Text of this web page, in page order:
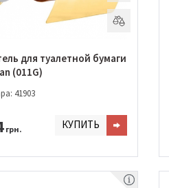
для туалетной бумаги
(011G)
41903
грн. КУПИТЬ